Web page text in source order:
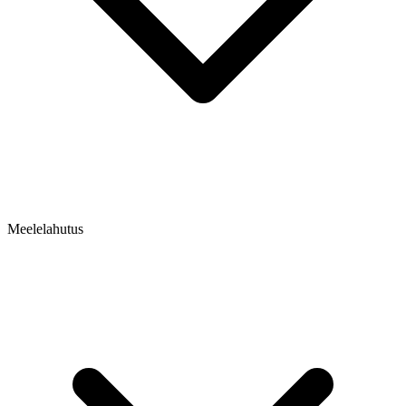
Meelelahutus